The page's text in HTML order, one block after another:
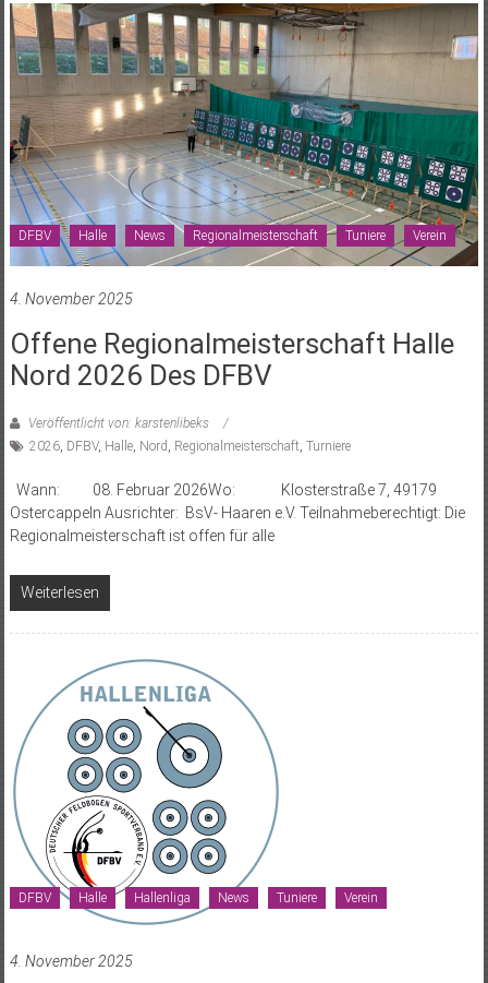
DFBV Halle News Regionalmeisterschaft Tuniere Verein
4. November 2025
Offene Regionalmeisterschaft Halle
Nord 2026 Des DFBV
Veröffentlicht von: karstenlibeks
2026, DFBV, Halle, Nord Regionalmeisterschaft Turniere
Wann: 08. Februar 2026Wo: Klosterstraße 7, 49179
Ostercappeln Ausrichter: BsV- Haaren e.V. Teilnahmeberechtigt: Die
Regionalmeisterschaft ist offen für alle
Weiterlesen
DFBV Halle Hallenliga News Tuniere Verein
4. November 2025